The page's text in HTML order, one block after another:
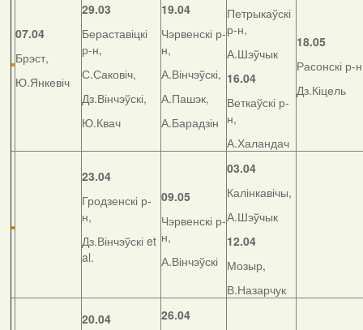
07.04
Брэст,
Ю.Янкевіч
29.03
Бераставіцкі
р-н,
С.Саковіч,
Дз.Вінчэўскі,
Ю.Квач
19.04
Чэрвенскі р-
н,
А.Вінчэўскі,
А.Пашэк,
А.Барадзін
Петрыкаўскі
р-н,
А.Шэўчык
16.04
Веткаўскі р-
н,
А.Халандач
18.05
Расонскі р-
Дз.Кіцель
23.04
Гродзенскі р-
н,
Дз.Вінчэўскі et
al.
09.05
Чэрвенскі р-
н,
А.Вінчэўскі
03.04
Калінкавічы,
А.Шэўчык
12.04
Мозыр,
В.Назарчук
20.04
26.04